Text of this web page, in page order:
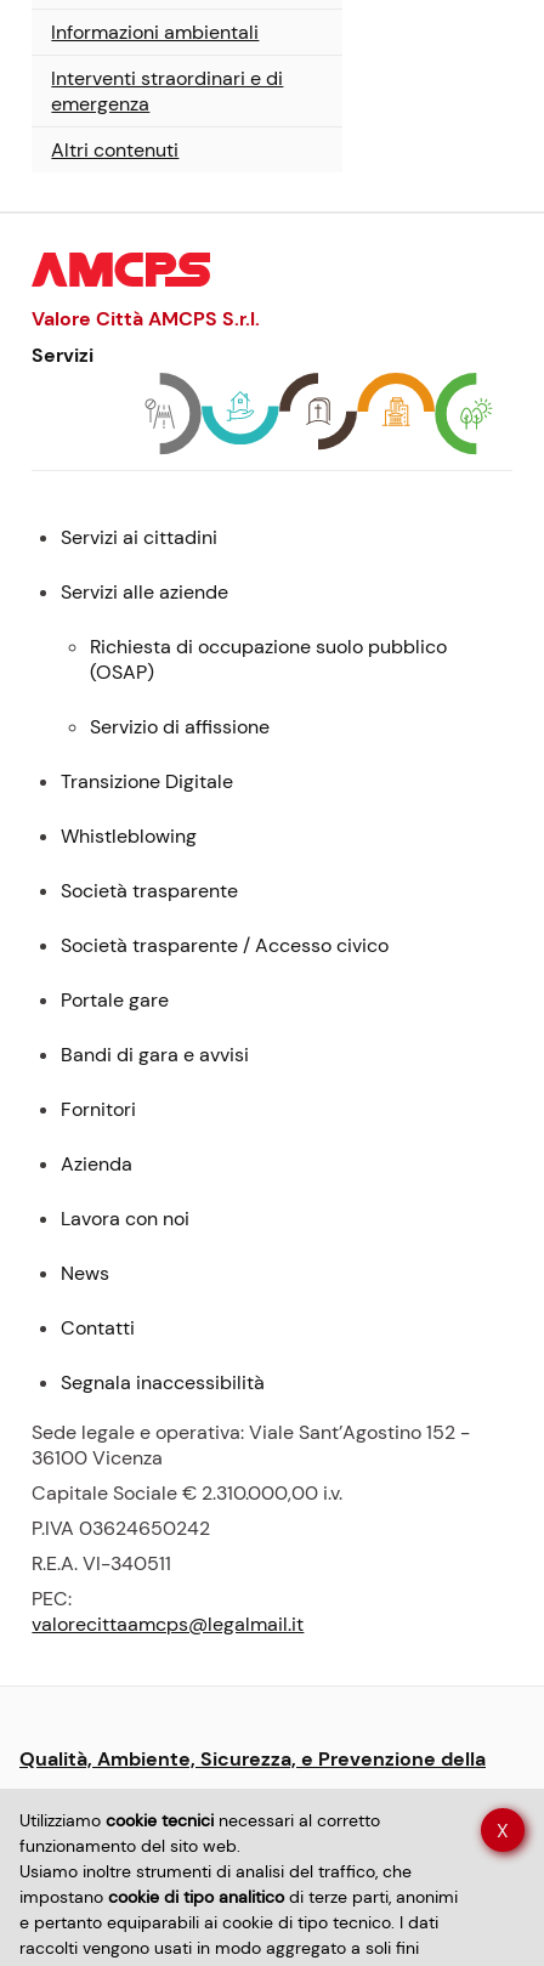
Utilizziamo cookie tecnici necessari al corretto
funzionamento del sito web.
Usiamo inoltre strumenti di analisi del traffico, che
impostano cookie di tipo analiticodi terze parti, anonimi
e pertanto equiparabili ai cookie di tipo tecnico. I dati
raccolti vengono usati in modo aggregato a soli fini
X
Informazioni ambientali
Interventi straordinari e di
emergenza
Altri contenuti
Valore Città AMCPSS.r.l.
Servizi
Menu:
contatti
servizi
Servizi ai cittadini
Servizi alle aziende
Richiesta di occupazione suolo pubblico
(OSAP)
Servizio di affissione
Transizione Digitale
Whistleblowing
Società trasparente
Società trasparente / Accesso civico
Portale gare
Bandi di gara e avvisi
Fornitori
Azienda
Lavora con noi
News
Contatti
Segnala inaccessibilità
Sede legale e operativa: Viale Sant’Agostino 152 -
36100 Vicenza
Capitale Sociale € 2.310.000,00 i.v.
P.IVA 03624650242
R.E.A.VI-340511
PEC:
valorecittaamcps@legalmail.it
informative
e
policy
Qualità, Ambiente, Sicurezza, e Prevenzione della
Corruzione
Dichiarazione di accessibilità sito
Dichiarazione di accessibilità appPrivacy policy